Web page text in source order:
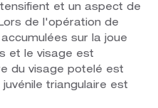
et un aspect de
de l'opération de
sur la joue
et le visage est
du visage potelé est
triangulaire est